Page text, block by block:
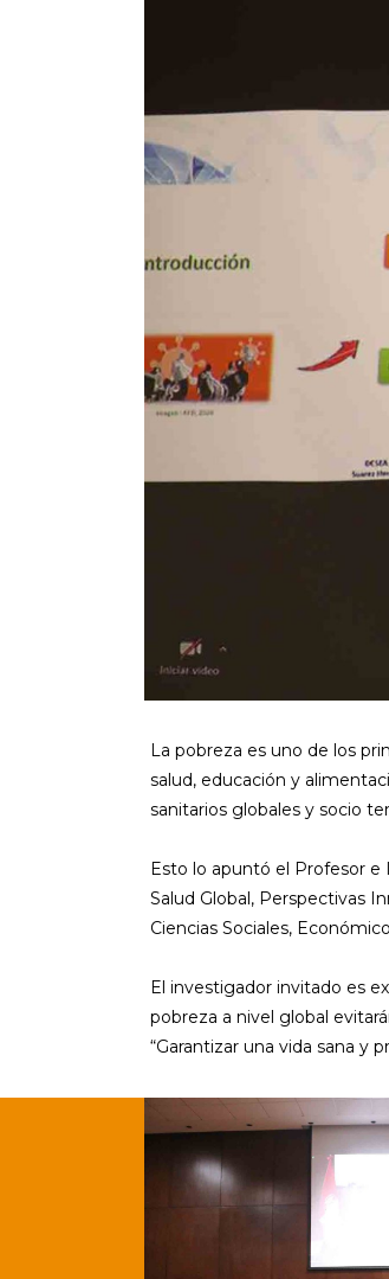
La pobreza es uno de los
salud, educación y
sanitarios globales y socio
Esto lo apuntó el Profesor e
Salud Global, Perspectivas
Ciencias Sociales,
El investigador invitado es
pobreza a nivel global
“Garantizar una vida sana y